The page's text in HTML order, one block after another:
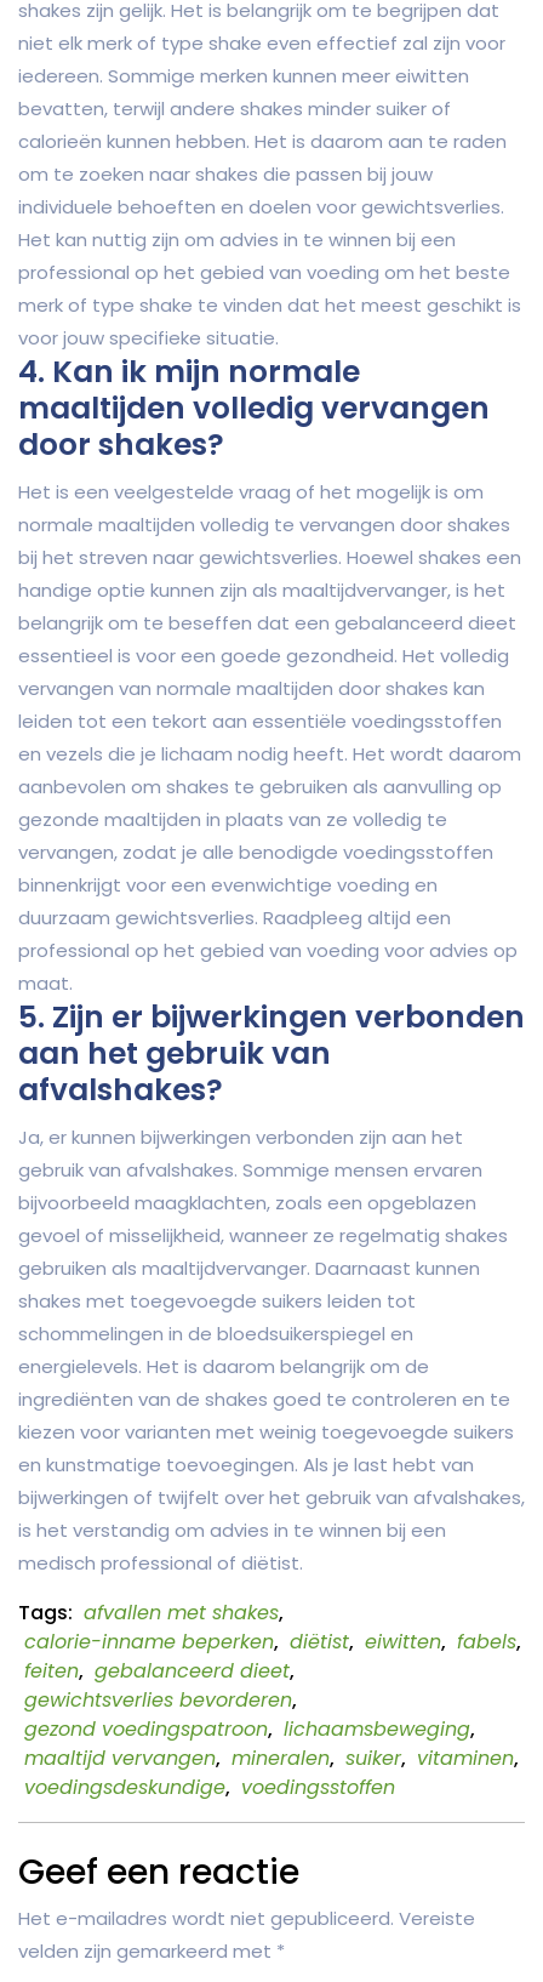
shakes zijn gelijk. Het is belangrijk om te begrijpen dat
niet elk merk of type shake even effectief zal zijn voor
iedereen. Sommige merken kunnen meer eiwitten
bevatten, terwijl andere shakes minder suiker of
calorieën kunnen hebben. Het is daarom aan te raden
om te zoeken naar shakes die passen bij jouw
individuele behoeften en doelen voor gewichtsverlies.
Het kan nuttig zijn om advies in te winnen bij een
professional op het gebied van voeding om het beste
merk of type shake te vinden dat het meest geschikt is
voor jouw specifieke situatie.
4. Kan ik mijn normale
maaltijden volledig vervangen
door shakes?
Het is een veelgestelde vraag of het mogelijk is om
normale maaltijden volledig te vervangen door shakes
bij het streven naar gewichtsverlies. Hoewel shakes een
handige optie kunnen zijn als maaltijdvervanger, is het
belangrijk om te beseffen dat een gebalanceerd dieet
essentieel is voor een goede gezondheid. Het volledig
vervangen van normale maaltijden door shakes kan
leiden tot een tekort aan essentiële voedingsstoffen
en vezels die je lichaam nodig heeft. Het wordt daarom
aanbevolen om shakes te gebruiken als aanvulling op
gezonde maaltijden in plaats van ze volledig te
vervangen, zodat je alle benodigde voedingsstoffen
binnenkrijgt voor een evenwichtige voeding en
duurzaam gewichtsverlies. Raadpleeg altijd een
professional op het gebied van voeding voor advies op
maat.
5. Zijn er bijwerkingen verbonden
aan het gebruik van
afvalshakes?
Ja, er kunnen bijwerkingen verbonden zijn aan het
gebruik van afvalshakes. Sommige mensen ervaren
bijvoorbeeld maagklachten, zoals een opgeblazen
gevoel of misselijkheid, wanneer ze regelmatig shakes
gebruiken als maaltijdvervanger. Daarnaast kunnen
shakes met toegevoegde suikers leiden tot
schommelingen in de bloedsuikerspiegel en
energielevels. Het is daarom belangrijk om de
ingrediënten van de shakes goed te controleren en te
kiezen voor varianten met weinig toegevoegde suikers
en kunstmatige toevoegingen. Als je last hebt van
bijwerkingen of twijfelt over het gebruik van afvalshakes,
is het verstandig om advies in te winnen bij een
medisch professional of diëtist.
Tags: afvallen met shakes,
calorie-inname beperken, diëtist, eiwitten, fabels,
feiten, gebalanceerd dieet,
gewichtsverlies bevorderen,
gezond voedingspatroon, lichaamsbeweging,
maaltijd vervangen, mineralen, suiker, vitaminen,
voedingsdeskundige, voedingsstoffen
Geef een reactie
Het e-mailadres wordt niet gepubliceerd. Vereiste
velden zijn gemarkeerd met *